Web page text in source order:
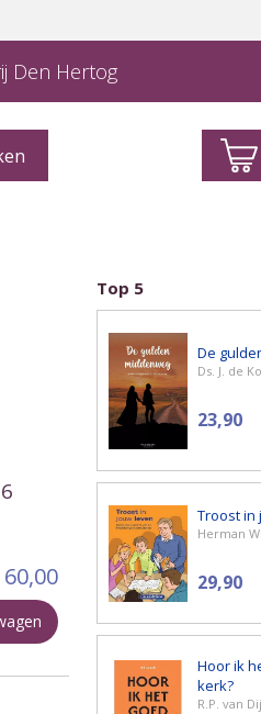
Den Hertog
60,00
Top 5
De
Ds. J. de
23,90
Troost in
Herman
29,90
Hoor ik
kerk?
R.P. van